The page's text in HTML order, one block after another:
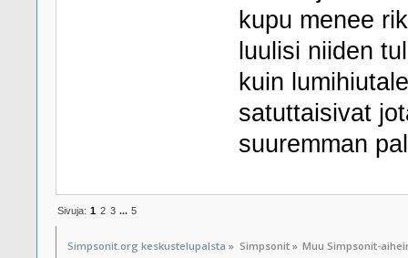
kupu menee
luulisi niiden
kuin
satuttaisivat
suuremman
Sivuja: 1 2 3 ... 5
Simpsonit.org keskustelupalsta » Simpsonit» Muu Simpsonit-